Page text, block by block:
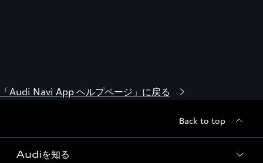
「Audi Navi App ヘルプページ」に戻る
Back to top
Audiを知る